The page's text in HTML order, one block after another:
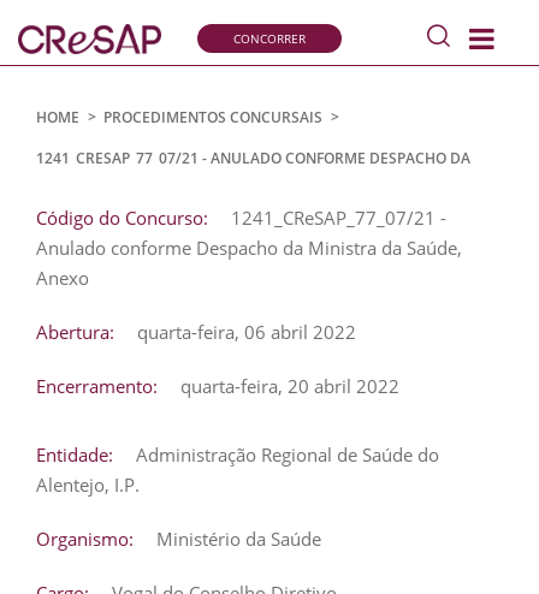
Comissão
Recrutamento
Seleção
Administração
Pública
CONCORRER Pesquisar
HOME > PROCEDIMENTOS CONCURSAIS >
1241_CRESAP_77_07/21 - ANULADO CONFORME DESPACHO DA
Código do Concurso:
1241_CReSAP_77_07/21 -
Anulado conforme Despacho da Ministra da Saúde,
Anexo
Abertura: quarta-feira, 06 abril 2022
Encerramento: quarta-feira, 20 abril 2022
Entidade:
Administração Regional de Saúde do
Alentejo, I.P.
Organismo: Ministério da Saúde